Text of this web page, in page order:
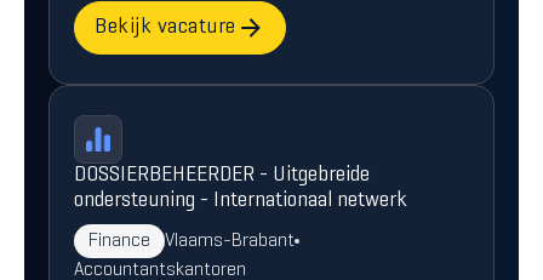
Bekijk vacature
DOSSIERBEHEERDER - Uitgebreide
ondersteuning - Internationaal netwerk
Finance
Vlaams-Brabant
Accountantskantoren